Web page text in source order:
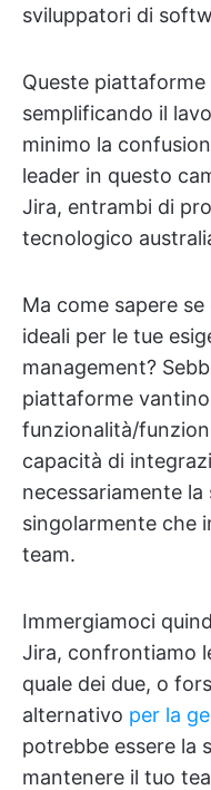
sviluppatori di
Queste
semplificando il
minimo la
leader in questo
Jira, entrambi di
tecnologico
Ma come sapere
ideali per le tue
management?
piattaforme
funzionalità/
capacità di
necessariamente
singolarmente che
team.
Immergiamoci
Jira, confrontiamo
quale dei due, o
alternativo per la
potrebbe essere la
mantenere il tuo